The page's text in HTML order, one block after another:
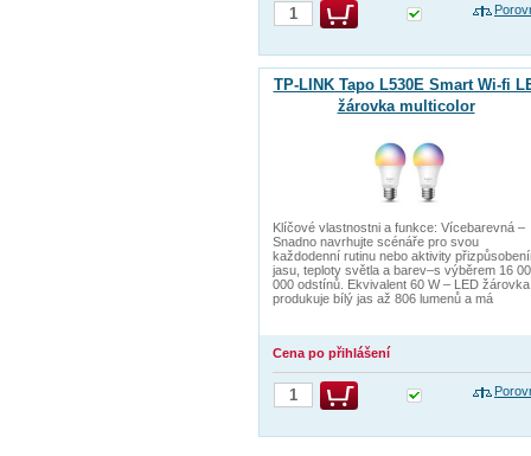
TP-LINK Tapo L530E Smart Wi-fi
žárovka multicolor
Klíčové vlastnostni a funkce: Vícebarevná –
Snadno navrhujte scénáře pro svou
každodenní rutinu nebo aktivity
jasu, teploty světla a barev–s výběrem 16
000 odstínů. Ekvivalent 60 W – LED žárovka
produkuje bílý jas až 806 lumenů a má
Cena po přihlášení